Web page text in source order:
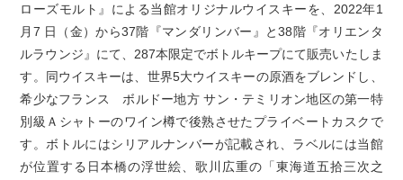
ローズモルト』による当館オリジナルウイスキーを、2022年1
月7 日（金）から37階『マンダリンバー』と38階『オリエンタ
ルラウンジ』にて、287本限定でボトルキープにて販売いたしま
す。同ウイスキーは、世界5大ウイスキーの原酒をブレンドし、
希少なフランス ボルドー地方 サン・テミリオン地区の第一特
別級Ａシャトーのワイン樽で後熟させたプライベートカスクで
す。ボトルにはシリアルナンバーが記載され、ラベルには当館
が位置する日本橋の浮世絵、歌川広重の「東海道五拾三次之